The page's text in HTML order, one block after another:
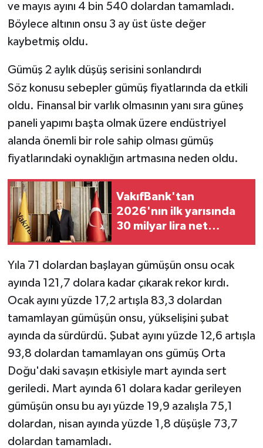
ve mayıs ayını 4 bin 540 dolardan tamamladı.
Böylece altının onsu 3 ay üst üste değer
kaybetmiş oldu.
Gümüş 2 aylık düşüş serisini sonlandırdı
Söz konusu sebepler gümüş fiyatlarında da etkili
oldu. Finansal bir varlık olmasının yanı sıra güneş
paneli yapımı başta olmak üzere endüstriyel
alanda önemli bir role sahip olması gümüş
fiyatlarındaki oynaklığın artmasına neden oldu.
VakıfBank'tan
2026'nın ilk yarısında
30 milyar lira net
Yıla 71 dolardan başlayan gümüşün onsu ocak
ayında 121,7 dolara kadar çıkarak rekor kırdı.
Ocak ayını yüzde 17,2 artışla 83,3 dolardan
tamamlayan gümüşün onsu, yükselişini şubat
ayında da sürdürdü. Şubat ayını yüzde 12,6 artışla
93,8 dolardan tamamlayan ons gümüş Orta
Doğu'daki savaşın etkisiyle mart ayında sert
geriledi. Mart ayında 61 dolara kadar gerileyen
gümüşün onsu bu ayı yüzde 19,9 azalışla 75,1
dolardan, nisan ayında yüzde 1,8 düşüşle 73,7
dolardan tamamladı.